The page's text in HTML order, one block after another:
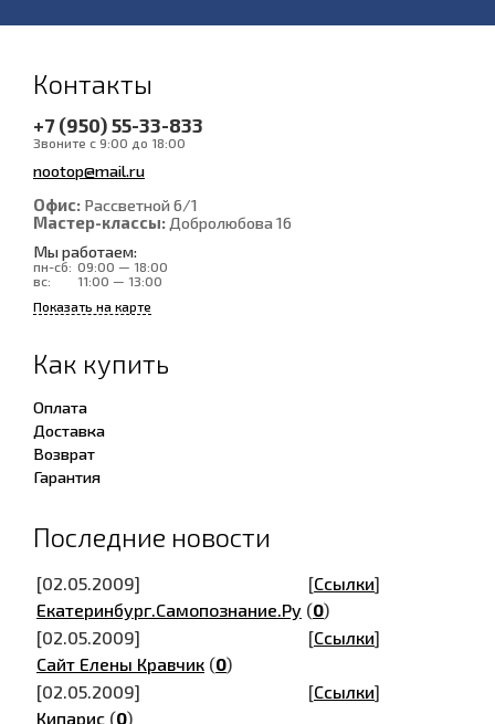
Контакты
+7 (950) 55-33-833
Звоните с 9:00 до 18:00
nootop@mail.ru
Офис: Рассветной 6/1
Мастер-классы: Добролюбова 16
Мы работаем:
пн-сб: 09:00 — 18:00
вс:
11:00 — 13:00
Показать на карте
Как купить
Оплата
Доставка
Возврат
Гарантия
Последние новости
[02.05.2009] [Ссылки]
Екатеринбург.Самопознание.Ру (0)
[02.05.2009]
[Ссылки]
Сайт Елены Кравчик (0)
[02.05.2009]
[Ссылки]
Кипарис (0)